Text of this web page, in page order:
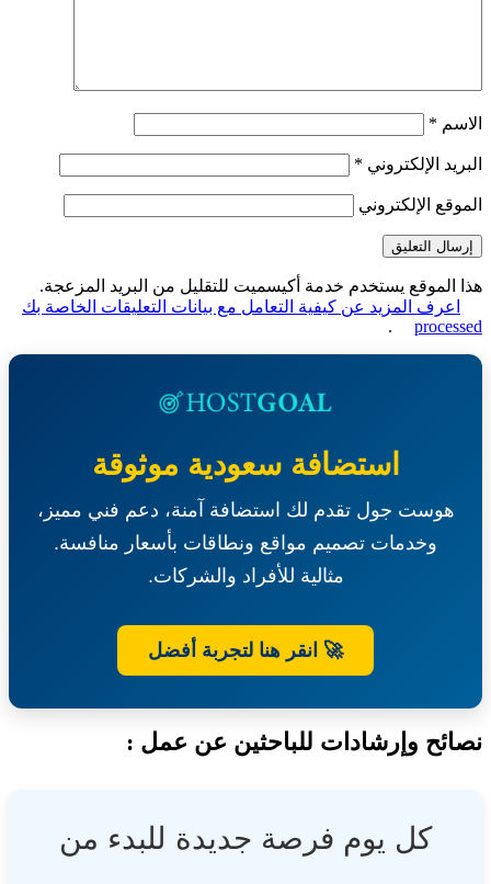
*
الإلكتروني *
الإلكتروني
يستخدم خدمة أكيسميت للتقليل من البريد المزعجة.
المزيد عن كيفية التعامل مع بيانات التعليقات الخاصة بك
.
استضافة سعودية موثوقة
هوست جول تقدم لك استضافة آمنة، دعم فني مميز،
وخدمات تصميم مواقع ونطاقات بأسعار منافسة.
مثالية للأفراد والشركات.
🚀 انقر هنا لتجربة أفضل
وإرشادات للباحثين عن عمل :
كل يوم فرصة جديدة للبدء من